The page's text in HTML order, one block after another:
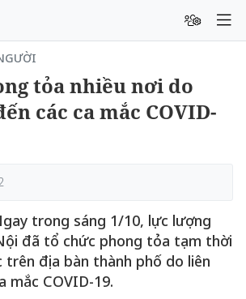
tỏa nhiều nơi do
các ca mắc COVID-
trong sáng 1/10, lực lượng
đã tổ chức phong tỏa tạm thời
địa bàn thành phố do liên
mắc COVID-19.